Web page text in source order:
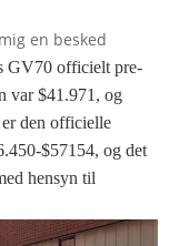
en besked
GV70 officielt pre-
var $41.971, og
den officielle
$57154, og det
hensyn til